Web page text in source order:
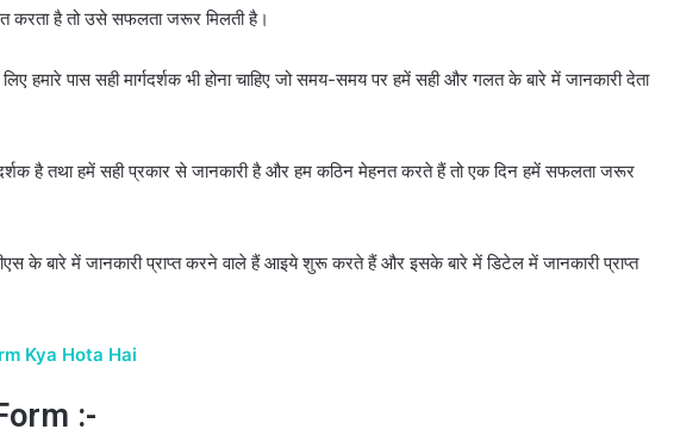
करता है तो उसे सफलता जरूर मिलती है।
हमारे पास सही मार्गदर्शक भी होना चाहिए जो समय-समय पर हमें सही और गलत के बारे में जानकारी देता
है तथा हमें सही प्रकार से जानकारी है और हम कठिन मेहनत करते हैं तो एक दिन हमें सफलता जरूर
के बारे में जानकारी प्राप्त करने वाले हैं आइये शुरू करते हैं और इसके बारे में डिटेल में जानकारी प्राप्त
Kya Hota Hai
:-